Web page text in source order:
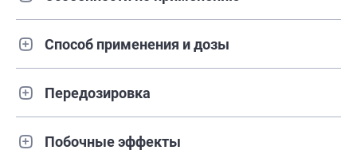
Способ применения и дозы
Передозировка
Побочные эффекты